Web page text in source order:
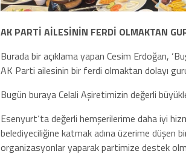
AK PARTİ AİLESİNİN FERDİ OLMAKTAN
Burada bir açıklama yapan Cesim Erdoğan,
AK Parti ailesinin bir ferdi olmaktan dolayı
Bugün buraya Celali Aşiretimizin değerli
Esenyurt‘ta değerli hemşerilerime daha iyi
belediyeciliğine katmak adına üzerime düşen
organizasyonlar yaparak partimize destek